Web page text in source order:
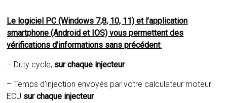
Le logiciel PC (Windows 7,8, 10, 11) et l’application
smartphone (Android et IOS) vous permettent des
vérifications d’informations sans précédent:
– Duty cycle, sur chaque injecteur
– Temps d’injection envoyés par votre calculateur moteur
ECU sur chaque injecteur